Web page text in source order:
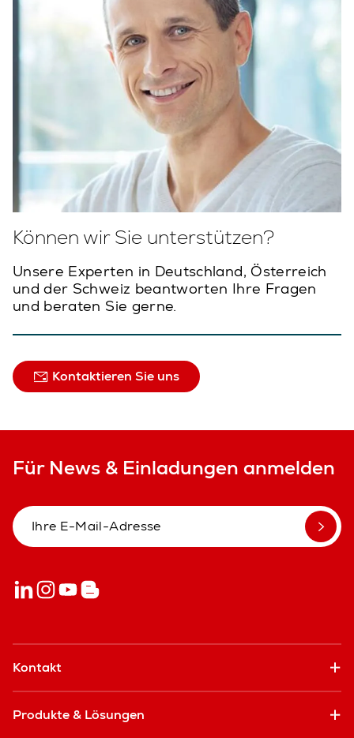
Können wir Sie unterstützen?
Unsere Experten in Deutschland, Österreich
und der Schweiz beantworten Ihre Fragen
und beraten Sie gerne.
Kontaktieren Sie uns
Für News & Einladungen anmelden
Kontakt
Produkte & Lösungen